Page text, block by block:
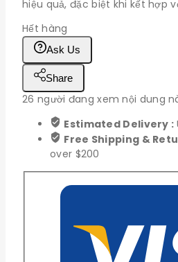
hiệu quả, đặc biệt khi kết hợp
Hết hàng
Ask Us
Share
26 người đang xem nội dung
Estimated Delivery :
Free Shipping &
over $200